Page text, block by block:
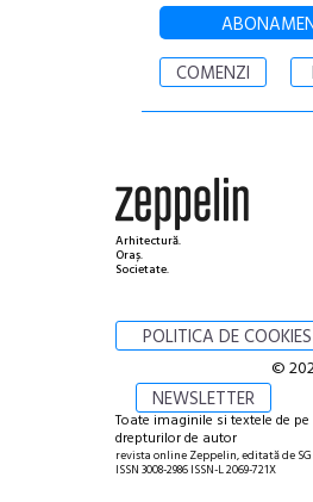
COMENZI
Arhitectură.
Oraș.
Societate.
POLITICA DE COOKIES
NEWSLETTER
©
Toate imaginile si textele de
drepturilor de autor
revista online Zeppelin, editată de
ISSN 3008-2986 ISSN-L 2069-721X